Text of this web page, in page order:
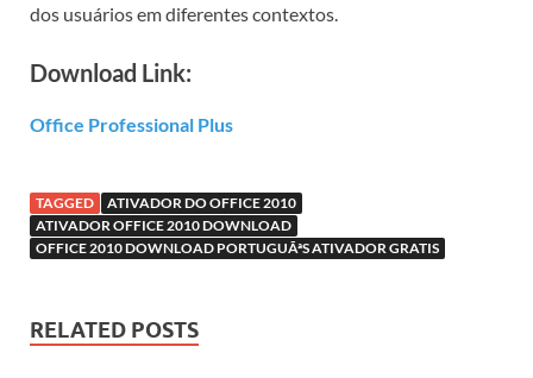
dos usuários em diferentes contextos.
Download Link:
Office Professional Plus
TAGGED
ATIVADOR DO OFFICE 2010
ATIVADOR OFFICE 2010 DOWNLOAD
OFFICE 2010 DOWNLOAD PORTUGUÃªS ATIVADOR GRATIS
RELATED POSTS